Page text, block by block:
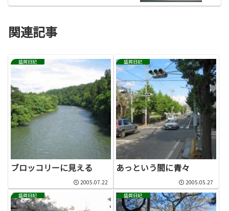
関連記事
盛岡日記
ブロッコリーに見える
2005.07.22
盛岡日記
あっという間に青々
2005.05.27
盛岡日記 盛岡日記